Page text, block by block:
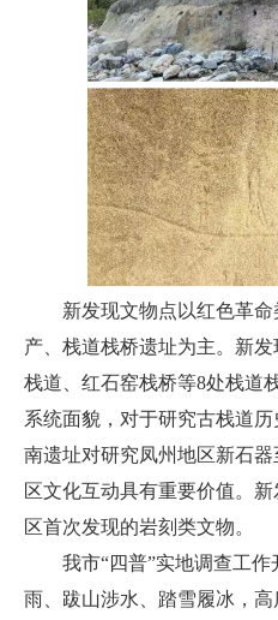
新发现文物点以红色革
产、栈道栈桥遗址为主。新
栈道、红石窑栈桥等8处栈道
系统面貌，对于研究古栈道
南遗址对研究凤州地区新石
区文化互动具有重要价值。
区首次发现的岩刻类文物。
我市“四普”实地调查工
雨、跋山涉水、踏雪履冰，